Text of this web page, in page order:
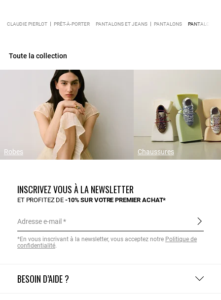
CLAUDIE PIERLOT PRÊT-À-PORTER PANTALONS ET JEANS PANTALONS PANTALON
Toute la collection
Robes Chaussures
BESOIN D’AIDE ?
INSCRIVEZ VOUS À LA NEWSLETTER
ET PROFITEZ DE-10% SUR VOTRE PREMIER ACHAT*
Adresse e-mail
*En vous inscrivant à la newsletter, vous acceptez notre Politique de
confidentialité.